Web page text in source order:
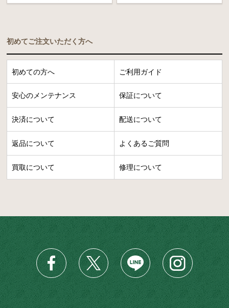
初めてご注文いただく方へ
初めての方へ ご利用ガイド
安心のメンテナンス 保証について
決済について 配送について
返品について よくあるご質問
買取について 修理について